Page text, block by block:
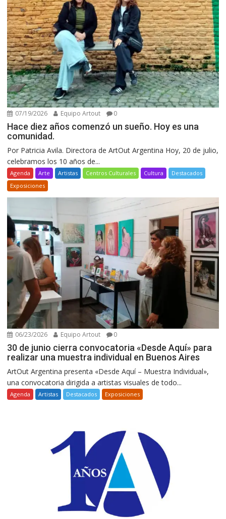
07/19/2026 Equipo Artout 0
Hace diez años comenzó un sueño. Hoy es una
comunidad.
Por Patricia Avila. Directora de ArtOut Argentina Hoy, 20 de julio,
celebramos los 10 años de...
Agenda Arte Artistas Centros Culturales Cultura
Destacados
Exposiciones
06/23/2026 Equipo Artout 0
30 de junio cierra convocatoria «Desde Aquí» para
realizar una muestra individual en Buenos Aires
ArtOut Argentina presenta «Desde Aquí – Muestra Individual»,
una convocatoria dirigida a artistas visuales de todo...
Agenda Artistas Destacados Exposiciones